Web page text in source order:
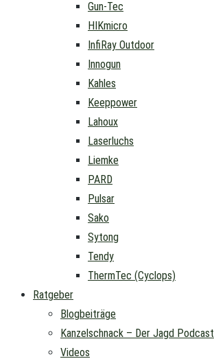
Gun-Tec
HIKmicro
InfiRay Outdoor
Innogun
Kahles
Keeppower
Lahoux
Laserluchs
Liemke
PARD
Pulsar
Sako
Sytong
Tendy
ThermTec (Cyclops)
Ratgeber
Blogbeiträge
Kanzelschnack – Der Jagd Podcast
Videos